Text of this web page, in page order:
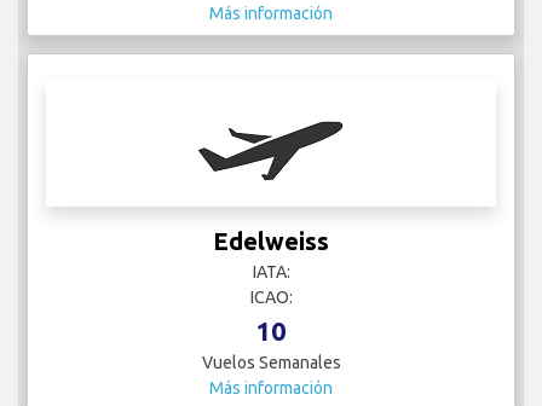
Más información
Edelweiss
IATA:
ICAO:
10
Vuelos Semanales
Más información